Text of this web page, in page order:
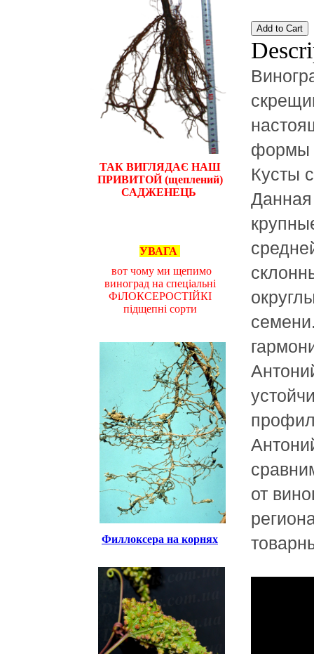
ТАК ВИГЛЯДАЄ НАШ
ПРИВИТОЙ (щеплений)
САДЖЕНЕЦЬ
УВАГА
вот чому ми щепимо
виноград на спеціальні
ФіЛОКСЕРОСТІЙКІ
підщепні сорти
Филлоксера на корнях
формы
Кусты
от